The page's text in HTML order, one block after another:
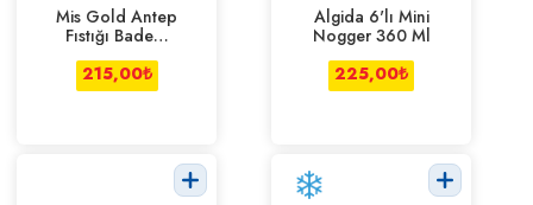
Mis Gold Antep
Fıstığı Badem
Tria 360 ml
215,00₺
Algida 6'lı Mini
Nogger 360 Ml
225,00₺